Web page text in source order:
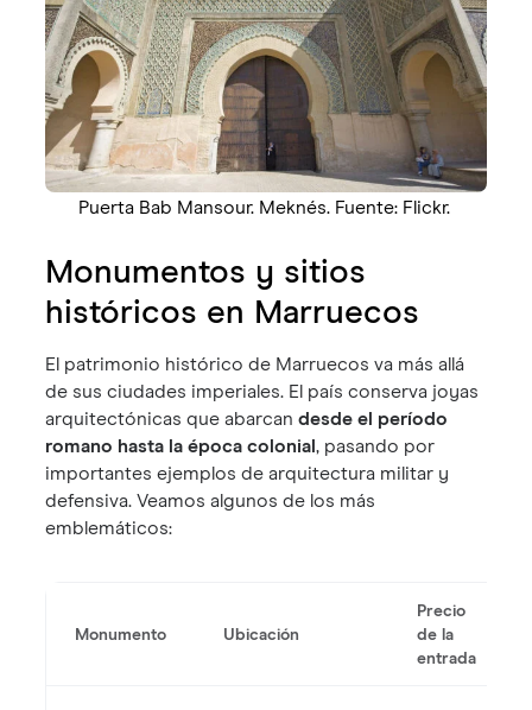
Puerta Bab Mansour. Meknés. Fuente: Flickr.
Monumentos y sitios
históricos en Marruecos
El patrimonio histórico de Marruecos va más allá
de sus ciudades imperiales. El país conserva joyas
arquitectónicas que abarcan desde el período
romano hasta la época colonial, pasando por
importantes ejemplos de arquitectura militar y
defensiva. Veamos algunos de los más
emblemáticos:
Monumento Ubicación
Precio
de la
entrada